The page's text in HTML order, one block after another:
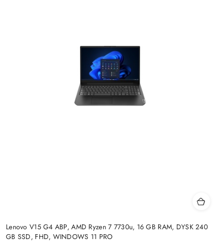
Lenovo V15 G4 ABP, AMD Ryzen 7 7730u, 16 GB RAM, DYSK 240
GB SSD, FHD, WINDOWS 11 PRO